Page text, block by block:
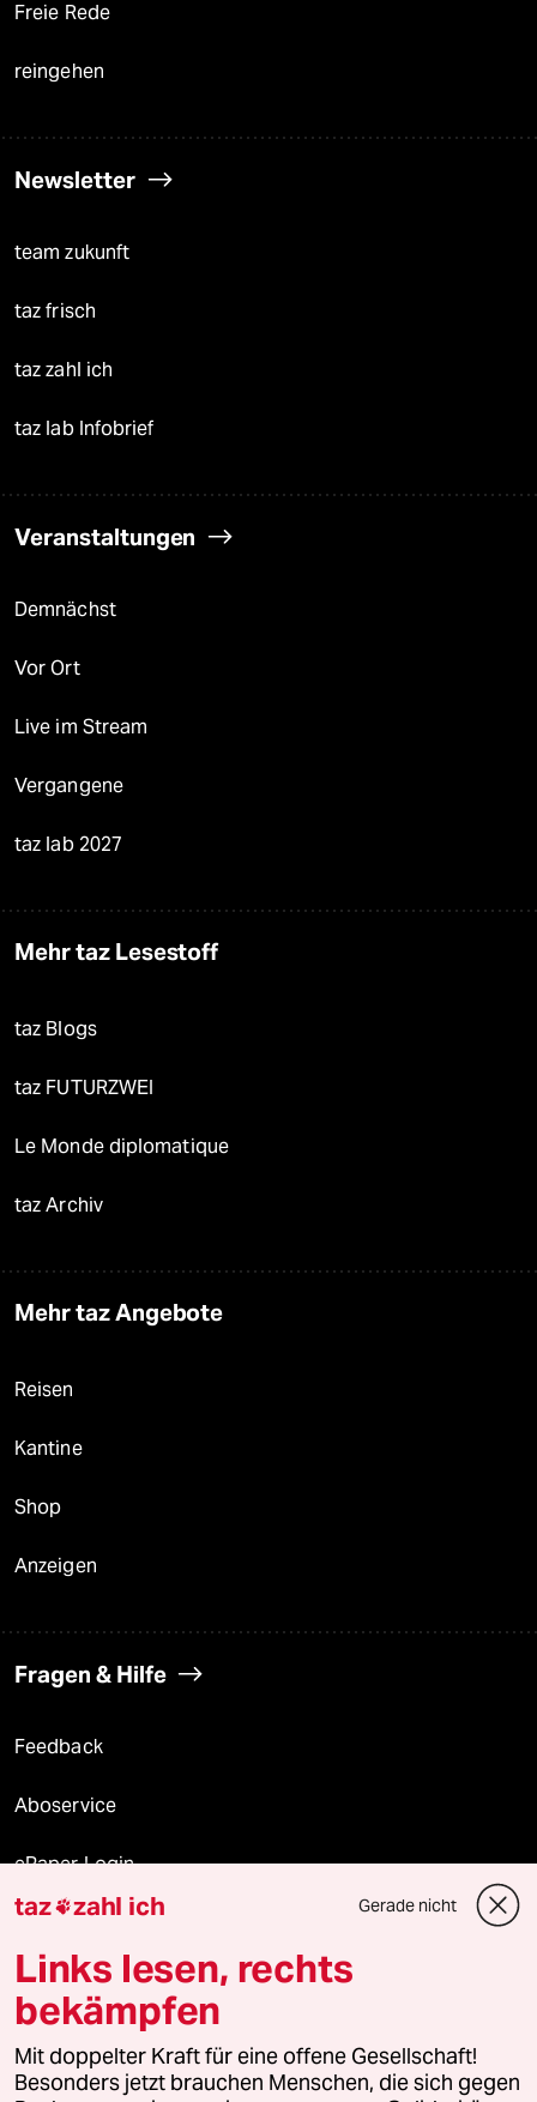
Freie Rede
reingehen
Newsletter
team zukunft
taz frisch
taz zahl ich
taz lab Infobrief
Veranstaltungen
Demnächst
Vor Ort
Live im Stream
Vergangene
taz lab 2027
Mehr taz Lesestoff
taz Blogs
taz FUTURZWEI
Le Monde diplomatique
taz Archiv
Mehr taz Angebote
Reisen
Kantine
Shop
Anzeigen
Fragen & Hilfe
Feedback
Aboservice
ePaper Login
Downloads für Abonnierende
© 2026 taz Verlags und Vertriebs GmbH
Alle Rechte vorbehalten. Bei rechtlichen Fragen oder für Genehmigungen
wenden Sie sich bitte an
lizenzen@taz.de
taz zahl ich Gerade nicht
Links lesen, rechts
bekämpfen
Mit doppelter Kraft für eine offene Gesellschaft!
Besonders jetzt brauchen Menschen, die sich gegen